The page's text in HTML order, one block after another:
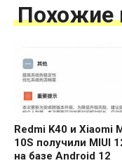
Похожие
Redmi K40 и Xiaomi
10S получили MIUI
на базе Android 12